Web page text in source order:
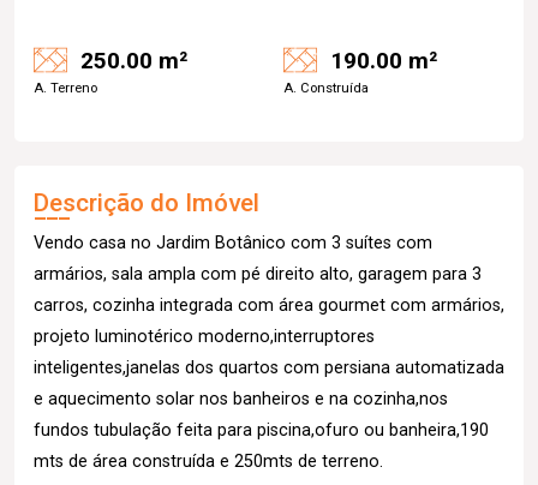
250.00 m²
A. Terreno
190.00 m²
A. Construída
Descrição do Imóvel
Vendo casa no Jardim Botânico com 3 suítes com
armários, sala ampla com pé direito alto, garagem para 3
carros, cozinha integrada com área gourmet com armários,
projeto luminotérico moderno,interruptores
inteligentes,janelas dos quartos com persiana automatizada
e aquecimento solar nos banheiros e na cozinha,nos
fundos tubulação feita para piscina,ofuro ou banheira,190
mts de área construída e 250mts de terreno.